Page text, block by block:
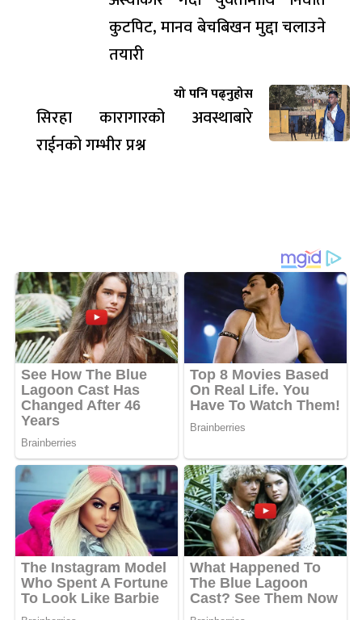
कुटपिट, मानव बेचबिखन मुद्दा चलाउने
तयारी
यो पनि पढ्नुहोस
सिरहा कारागारको अवस्थाबारे
राईनको गम्भीर प्रश्न